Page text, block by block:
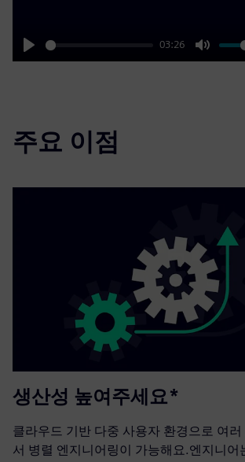
Play
03:26
Mute
주요 이점
생산성 높여주세요*
클라우드 기반 다중 사용자 환경으로 여
서 병렬 엔지니어링이 가능해요.엔지니어